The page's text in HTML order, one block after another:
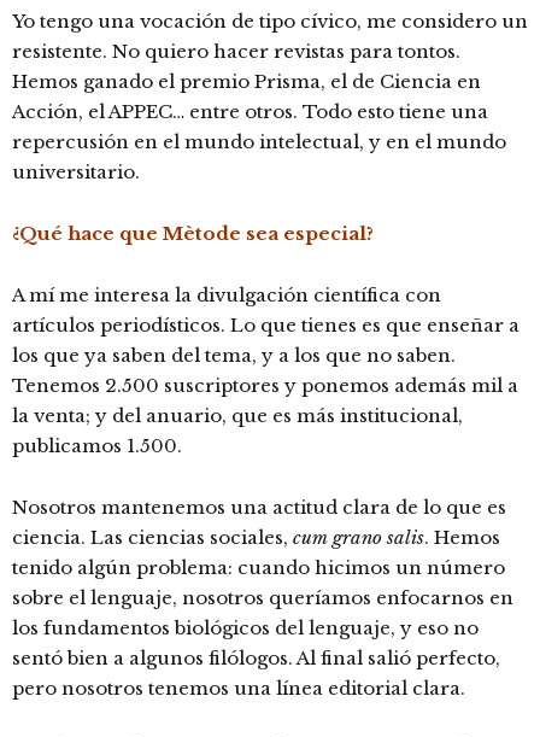
Yo tengo una vocación de tipo cívico, me considero un
resistente. No quiero hacer revistas para tontos.
Hemos ganado el premio Prisma, el de Ciencia en
Acción, el APPEC… entre otros. Todo esto tiene una
repercusión en el mundo intelectual, y en el mundo
universitario.
¿Qué hace que Mètode sea especial?
A mí me interesa la divulgación científica con
artículos periodísticos. Lo que tienes es que enseñar a
los que ya saben del tema, y a los que no saben.
Tenemos 2.500 suscriptores y ponemos además mil a
la venta; y del anuario, que es más institucional,
publicamos 1.500.
Nosotros mantenemos una actitud clara de lo que es
ciencia. Las ciencias sociales, cum grano salis. Hemos
tenido algún problema: cuando hicimos un número
sobre el lenguaje, nosotros queríamos enfocarnos en
los fundamentos biológicos del lenguaje, y eso no
sentó bien a algunos filólogos. Al final salió perfecto,
pero nosotros tenemos una línea editorial clara.